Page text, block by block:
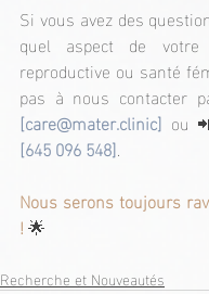
Si vous avez des
quel aspect de
reproductive ou santé
[care@mater.clinic]
[645 096 548].
Nous serons toujours
!🌟
Recherche et Nouveautés